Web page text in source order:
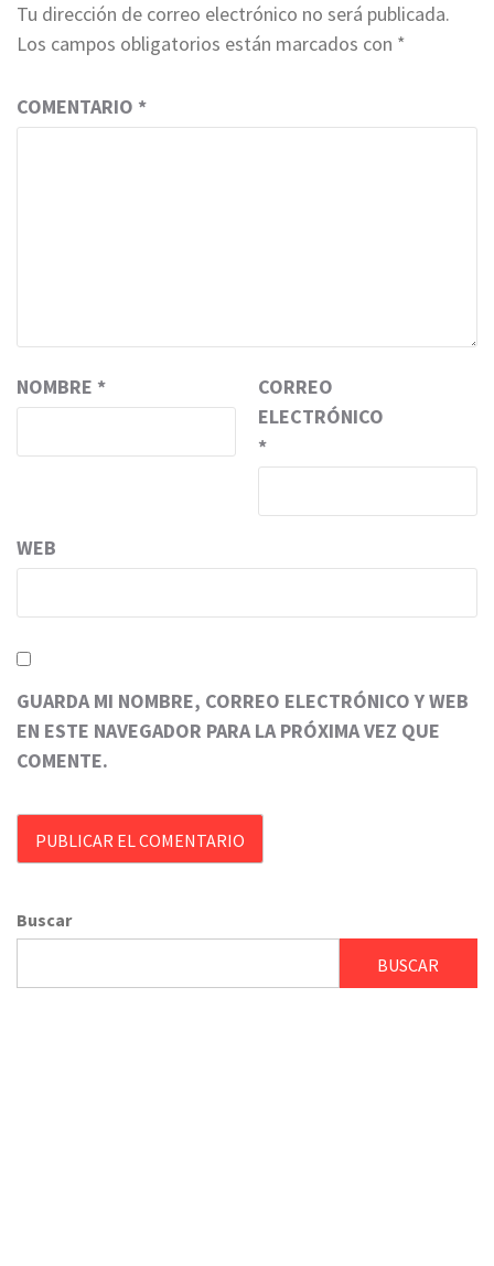
Tu dirección de correo electrónico no será publicada.
Los campos obligatorios están marcados con *
COMENTARIO *
NOMBRE *
CORREO
ELECTRÓNICO
*
WEB
GUARDA MI NOMBRE, CORREO ELECTRÓNICO Y WEB
EN ESTE NAVEGADOR PARA LA PRÓXIMA VEZ QUE
COMENTE.
Buscar
BUSCAR